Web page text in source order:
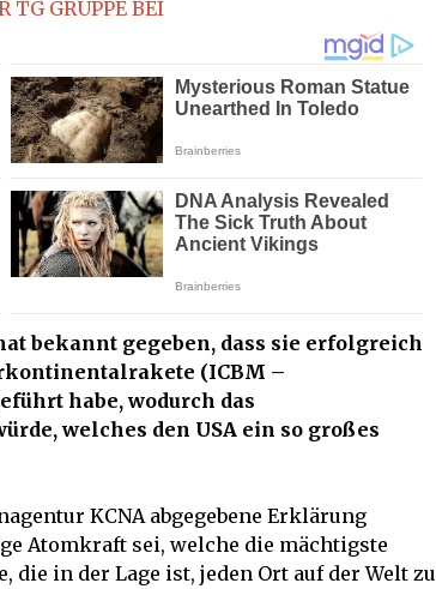
TG GRUPPE BEI
bekannt gegeben, dass sie erfolgreich
(ICBM –
habe, wodurch das
welches den USA ein so großes
KCNA abgegebene Erklärung
Atomkraft sei, welche die mächtigste
in der Lage ist, jeden Ort auf der Welt zu